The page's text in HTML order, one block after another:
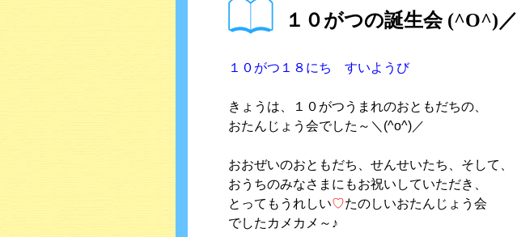
１０がつの誕生会 (^O^)／
１０がつ１８にち すいようび
きょうは、１０がつうまれのおともだちの、
おたんじょう会でした～＼(^o^)／
おおぜいのおともだち、せんせいたち、そして、
おうちのみなさまにもお祝いしていただき、
とってもうれしい♡たのしいおたんじょう会
でしたカメカメ～♪